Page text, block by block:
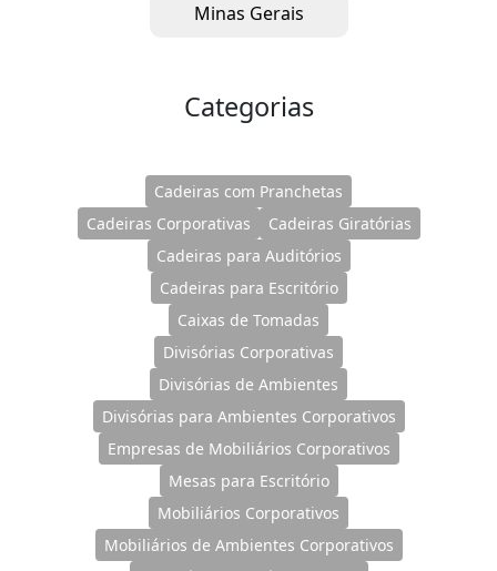
Minas Gerais
Categorias
Cadeiras com Pranchetas
Cadeiras Corporativas
Cadeiras Giratórias
Cadeiras para Auditórios
Cadeiras para Escritório
Caixas de Tomadas
Divisórias Corporativas
Divisórias de Ambientes
Divisórias para Ambientes Corporativos
Empresas de Mobiliários Corporativos
Mesas para Escritório
Mobiliários Corporativos
Mobiliários de Ambientes Corporativos